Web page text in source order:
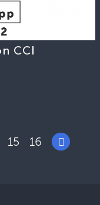
CCI
15 16